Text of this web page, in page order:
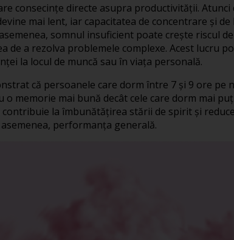
consecințe directe asupra productivității.
mai lent, iar capacitatea de concentrare și de
somnul insuficient poate crește riscul
de a rezolva problemele complexe. Acest lucru
la locul de muncă sau în viața personală.
că persoanele care dorm între 7 și 9 ore pe
o memorie mai bună decât cele care dorm mai
contribuie la îmbunătățirea stării de spirit și
performanța generală.